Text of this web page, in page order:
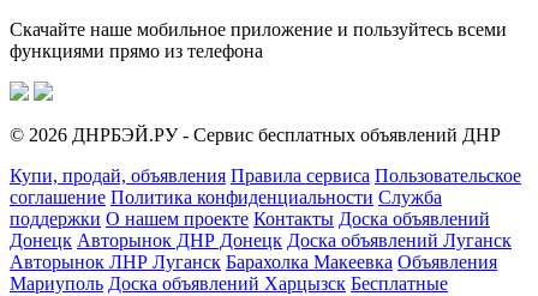
Скачайте наше мобильное приложение и пользуйтесь всеми
функциями прямо из телефона
© 2026 ДНРБЭЙ.РУ - Сервис бесплатных объявлений ДНР
Купи, продай, объявления Правила сервиса Пользовательское
соглашение Политика конфиденциальности Служба
поддержки О нашем проекте Контакты Доска объявлений
Донецк Авторынок ДНР Донецк Доска объявлений Луганск
Авторынок ЛНР Луганск Барахолка Макеевка Объявления
Мариуполь Доска объявлений Харцызск Бесплатные